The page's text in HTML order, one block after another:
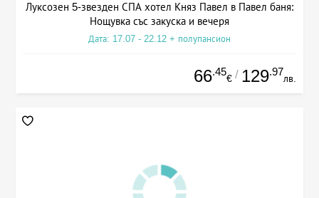
Луксозен 5-звезден СПА хотел Княз Павел в Павел баня:
Нощувка със закуска и вечеря
Дата: 17.07 - 22.12 + полупансион
66.45
€ / 129.97
лв.